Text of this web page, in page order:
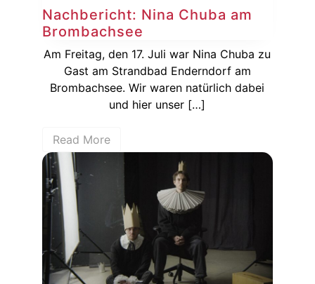
Nachbericht: Nina Chuba am
Brombachsee
Am Freitag, den 17. Juli war Nina Chuba zu
Gast am Strandbad Enderndorf am
Brombachsee. Wir waren natürlich dabei
und hier unser […]
Read More